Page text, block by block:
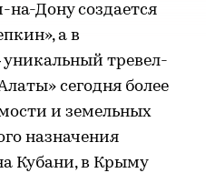
Дону создается
а в
тревел-
сегодня более
и земельных
назначения
Кубани, в Крыму